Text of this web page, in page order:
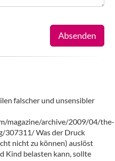
Absenden
falscher und unsensibler
magazine/archive/2009/04/the-
307311/ Was der Druck
nicht zu können) auslöst
Kind belasten kann, sollte